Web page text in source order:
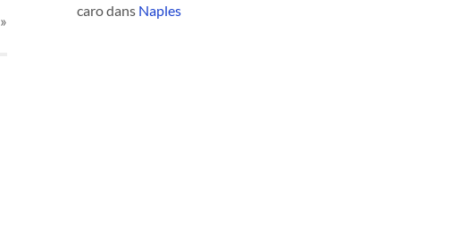
»
carodans Naples